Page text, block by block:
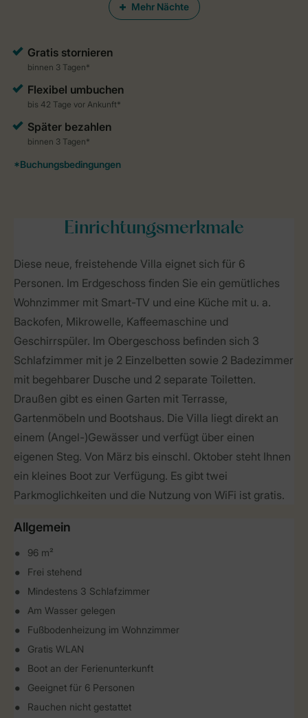
Mehr Nächte
Einrichtungsmerkmale
Diese neue, freistehende Villa eignet sich für 6
Personen. Im Erdgeschoss finden Sie ein gemütliches
Wohnzimmer mit Smart-TV und eine Küche mit u. a.
Backofen, Mikrowelle, Kaffeemaschine und
Geschirrspüler. Im Obergeschoss befinden sich 3
Schlafzimmer mit je 2 Einzelbetten sowie 2 Badezimmer
mit begehbarer Dusche und 2 separate Toiletten.
Draußen gibt es einen Garten mit Terrasse,
Gartenmöbeln und Bootshaus. Die Villa liegt direkt an
einem (Angel-)Gewässer und verfügt über einen
eigenen Steg. Von März bis einschl. Oktober steht Ihnen
ein kleines Boot zur Verfügung. Es gibt twei
Parkmoglichkeiten und die Nutzung von WiFi ist gratis.
Allgemein
96 m²
Frei stehend
Mindestens 3 Schlafzimmer
Am Wasser gelegen
Fußbodenheizung im Wohnzimmer
Gratis WLAN
Boot an der Ferienunterkunft
Geeignet für 6 Personen
Rauchen nicht gestattet